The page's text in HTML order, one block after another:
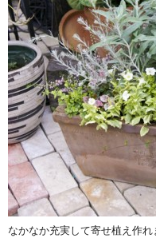
なかなか充実して寄せ植え作